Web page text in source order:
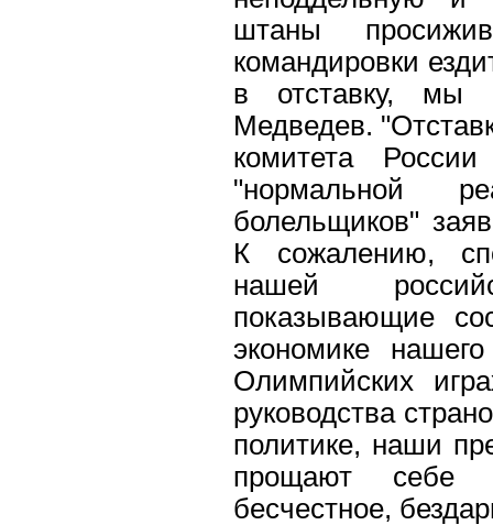
штаны
командировки
в отставку, мы
Медведев.
комитета
"нормальной
болельщиков"
К сожалению,
нашей
показывающие
экономике
Олимпийских
руководства
политике, наши
прощают себе
бесчестное,